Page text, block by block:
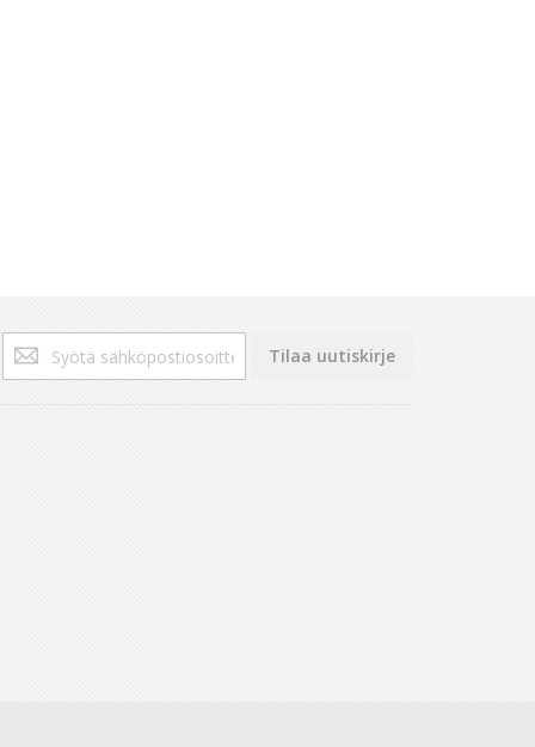
Tilaa
uutiskirjeemme:
Tilaa uutiskirje